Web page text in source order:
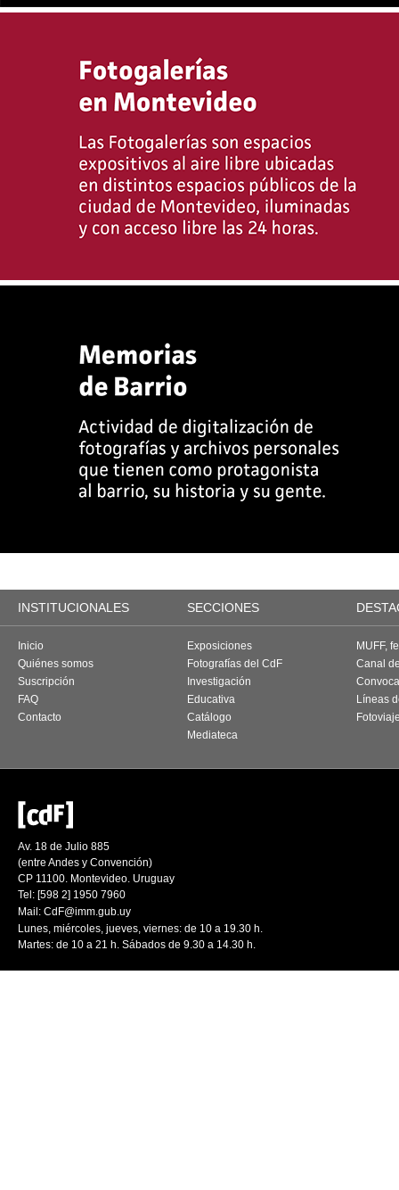
INSTITUCIONALES SECCIONES
Inicio
Quiénes somos
Suscripción
FAQ
Contacto
Exposiciones
Fotografías del CdF
Investigación
Educativa
Catálogo
Mediateca
MUFF,
Canal
Líneas
Av. 18 de Julio 885
(entre Andes y Convención)
CP 11100. Montevideo. Uruguay
Tel: [598 2] 1950 7960
Mail: CdF@imm.gub.uy
Lunes, miércoles, jueves, viernes: de 10 a 19.30 h.
Martes: de 10 a 21 h. Sábados de 9.30 a 14.30 h.